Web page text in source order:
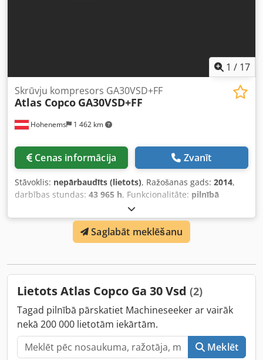
1 / 17
Hohenems 1 462 km
Skrūvju kompresors GA30VSD+FF
Atlas Copco GA30VSD+FF
Cenas informācija Zvanīt
Stāvoklis: nepārbaudīts (lietots), Ražošanas gads: 2014,
darbības stundas: 43 965 h, Funkcionalitāte: pilnībā
, Lietots kompresors Atlas Copco GA30VSD+FF
Iebūvēts žāvētājs Iebūvēts frekvenču pārveidotājs 30 kW 13
bar 5,85 m³/min Izgatavošanas gads: 2014 Credpfxsxu Ibcj
Amrsf Darba stundas: 43 965
Saglabāt meklēšanu
Lietots Atlas Copco Ga 30 Vsd (2)
Tagad pilnībā pārskatiet Machineseeker ar vairāk
nekā 200 000 lietotām iekārtām.
Meklēt